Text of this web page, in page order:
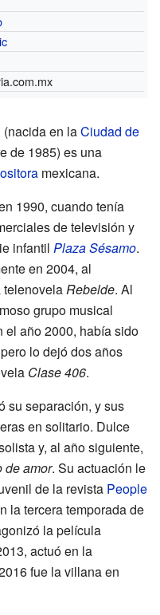
(nacida en laCiudad de
de 1985) es una
mexicana.
1990, cuando tenía
de televisión y
infantil Plaza Sésamo.
en 2004, al
telenovelaRebelde. Al
grupo musical
el año 2000, había sido
lo dejó dos años
Clase 406.
su separación, y sus
en solitario. Dulce
y, al año siguiente,
de amor. Su actuación le
de la revista People
la tercera temporada de
la película
actuó en la
fue la villana en